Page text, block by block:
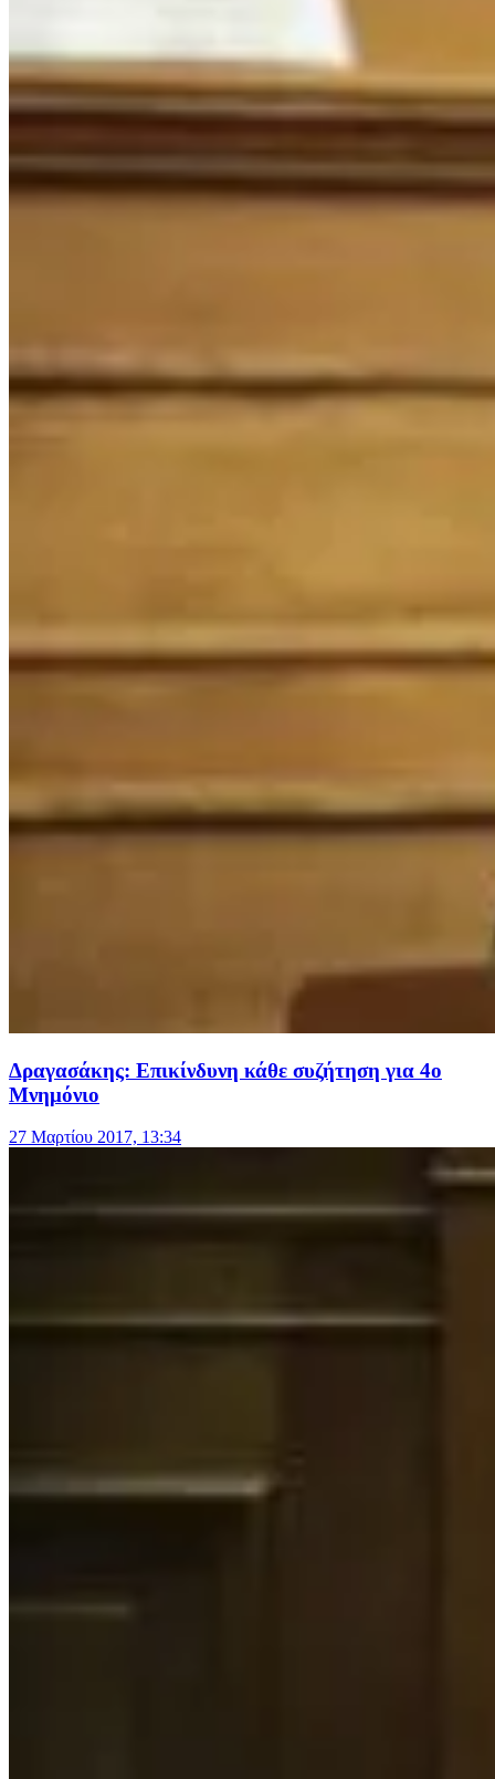
Δραγασάκης: Επικίνδυνη κάθε συζήτηση για 4ο
Μνημόνιο
27 Μαρτίου 2017, 13:34